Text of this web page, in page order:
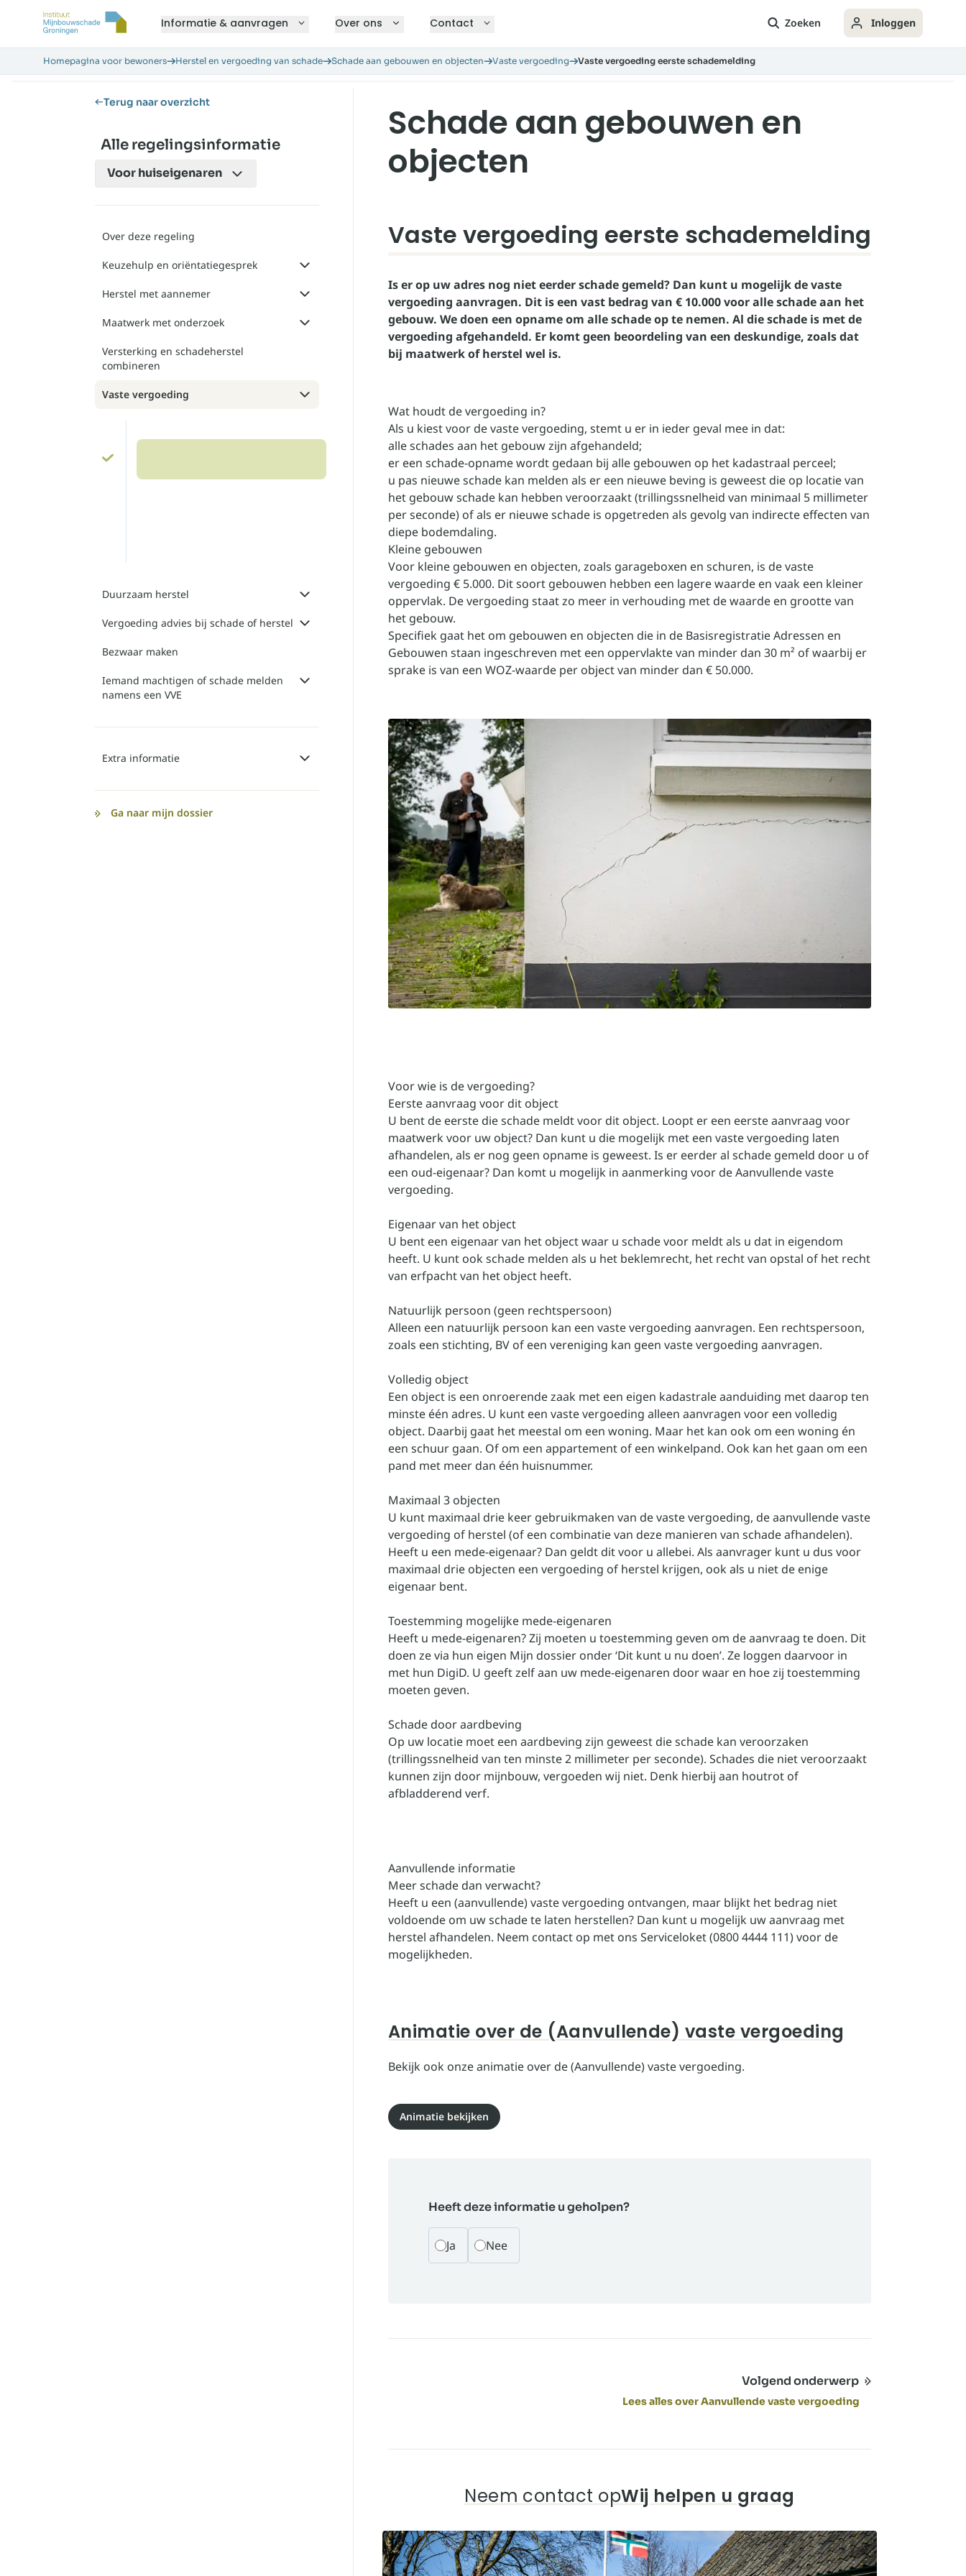
Informatie & aanvragen Over ons Contact Zoeken Inloggen
Homepagina voor bewoners Herstel en vergoeding van schade Schade aan gebouwen en objecten Vaste vergoeding Vaste vergoeding eerste schademelding
Terug naar overzicht
Alle regelingsinformatie
Voorhuiseigenaren
Over deze regeling
Keuzehulp en oriëntatiegesprek
Herstel met aannemer
Maatwerk met onderzoek
Versterking en schadeherstel
combineren
Vaste vergoeding
Duurzaam herstel
Vergoeding advies bij schade of herstel
Bezwaar maken
Iemand machtigen of schade melden
namens een VVE
Extra informatie
Ga naar mijn dossier
Schade aan gebouwen en
objecten
Vaste vergoeding eerste schademelding
Is er op uw adres nog niet eerder schade gemeld? Dan kunt u mogelijk de vaste
vergoeding aanvragen. Dit is een vast bedrag van € 10.000 voor alle schade aan het
gebouw. We doen een opname om alle schade op te nemen. Al die schade is met de
vergoeding afgehandeld. Er komt geen beoordeling van een deskundige, zoals dat
bij maatwerk of herstel wel is.
Wat houdt de vergoeding in?
Als u kiest voor de vaste vergoeding, stemt u er in ieder geval mee in dat:
alle schades aan het gebouw zijn afgehandeld;
er een schade-opname wordt gedaan bij alle gebouwen op het kadastraal perceel;
u pas nieuwe schade kan melden als er een nieuwe beving is geweest die op locatie van
het gebouw schade kan hebben veroorzaakt (trillingssnelheid van minimaal 5 millimeter
per seconde) of als er nieuwe schade is opgetreden als gevolg van indirecte effecten van
diepe bodemdaling.
Kleine gebouwen
Voor kleine gebouwen en objecten, zoals garageboxen en schuren, is de vaste
vergoeding € 5.000. Dit soort gebouwen hebben een lagere waarde en vaak een kleiner
oppervlak. De vergoeding staat zo meer in verhouding met de waarde en grootte van
het gebouw.
Specifiek gaat het om gebouwen en objecten die in de Basisregistratie Adressen en
Gebouwen staan ingeschreven met een oppervlakte van minder dan 30 m² of waarbij er
sprake is van een WOZ-waarde per object van minder dan € 50.000.
Voor wie is de vergoeding?
Eerste aanvraag voor dit object
U bent de eerste die schade meldt voor dit object. Loopt er een eerste aanvraag voor
maatwerk voor uw object? Dan kunt u die mogelijk met een vaste vergoeding laten
afhandelen, als er nog geen opname is geweest. Is er eerder al schade gemeld door u of
een oud-eigenaar? Dan komt u mogelijk in aanmerking voor de Aanvullende vaste
vergoeding.
Eigenaar van het object
U bent een eigenaar van het object waar u schade voor meldt als u dat in eigendom
heeft. U kunt ook schade melden als u het beklemrecht, het recht van opstal of het recht
van erfpacht van het object heeft.
Natuurlijk persoon (geen rechtspersoon)
Alleen een natuurlijk persoon kan een vaste vergoeding aanvragen. Een rechtspersoon,
zoals een stichting, BV of een vereniging kan geen vaste vergoeding aanvragen.
Volledig object
Een object is een onroerende zaak met een eigen kadastrale aanduiding met daarop ten
minste één adres. U kunt een vaste vergoeding alleen aanvragen voor een volledig
object. Daarbij gaat het meestal om een woning. Maar het kan ook om een woning én
een schuur gaan. Of om een appartement of een winkelpand. Ook kan het gaan om een
pand met meer dan één huisnummer.
Maximaal 3 objecten
U kunt maximaal drie keer gebruikmaken van de vaste vergoeding, de aanvullende vaste
vergoeding of herstel (of een combinatie van deze manieren van schade afhandelen).
Heeft u een mede-eigenaar? Dan geldt dit voor u allebei. Als aanvrager kunt u dus voor
maximaal drie objecten een vergoeding of herstel krijgen, ook als u niet de enige
eigenaar bent.
Toestemming mogelijke mede-eigenaren
Heeft u mede-eigenaren? Zij moeten u toestemming geven om de aanvraag te doen. Dit
doen ze via hun eigen Mijn dossier onder ‘Dit kunt u nu doen’. Ze loggen daarvoor in
met hun DigiD. U geeft zelf aan uw mede-eigenaren door waar en hoe zij toestemming
moeten geven.
Schade door aardbeving
Op uw locatie moet een aardbeving zijn geweest die schade kan veroorzaken
(trillingssnelheid van ten minste 2 millimeter per seconde). Schades die niet veroorzaakt
kunnen zijn door mijnbouw, vergoeden wij niet. Denk hierbij aan houtrot of
afbladderend verf.
Aanvullende informatie
Meer schade dan verwacht?
Heeft u een (aanvullende) vaste vergoeding ontvangen, maar blijkt het bedrag niet
voldoende om uw schade te laten herstellen? Dan kunt u mogelijk uw aanvraag met
herstel afhandelen. Neem contact op met ons Serviceloket (0800 4444 111) voor de
mogelijkheden.
Animatie over de (Aanvullende) vaste vergoeding
Bekijk ook onze animatie over de (Aanvullende) vaste vergoeding.
Animatie bekijken
Heeft deze informatie u geholpen?
Ja Nee
Volgend onderwerp
Lees alles over Aanvullende vaste vergoeding
Neem contact opWij helpen u graag